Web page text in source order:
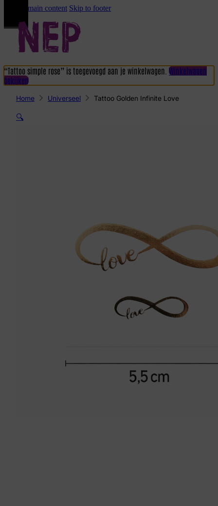
Skip to main content Skip to footer
“Tattoo simple rose” is toegevoegd aan je winkelwagen. Winkelwagen
bekijken
Home Universeel Tattoo Golden Infinite Love
🔍